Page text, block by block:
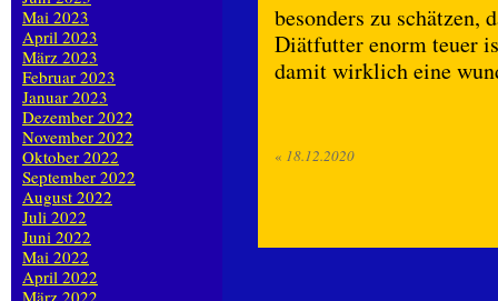
besonders zu schätzen,
Diätfutter enorm teuer
damit wirklich eine
« 18.12.2020
Mai 2023
April 2023
März 2023
Februar 2023
Januar 2023
Dezember 2022
November 2022
Oktober 2022
September 2022
August 2022
Juli 2022
Juni 2022
Mai 2022
April 2022
März 2022